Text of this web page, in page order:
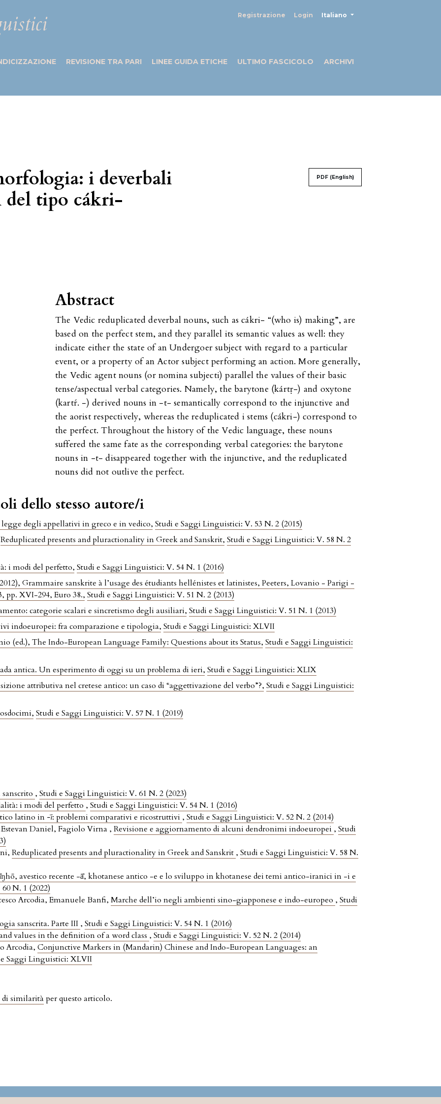
Registrazione Login Italiano
REVISIONE TRA PARI LINEE GUIDA ETICHE ULTIMO FASCICOLO ARCHIVI
i deverbali
del tipo cákri-
PDF (English)
Abstract
The Vedic reduplicated deverbal nouns, such as cákri- “(who is) making”, are
based on the perfect stem, and they parallel its semantic values as well: they
indicate either the state of an Undergoer subject with regard to a particular
event, or a property of an Actor subject performing an action. More generally,
the Vedic agent nouns (or nomina subjecti) parallel the values of their basic
tense/aspectual verbal categories. Namely, the barytone (kártṛ-) and oxytone
(kartŕ. -) derived nouns in -t- semantically correspond to the injunctive and
the aorist respectively, whereas the reduplicated i stems (cákri-) correspond to
the perfect. Throughout the history of the Vedic language, these nouns
suffered the same fate as the corresponding verbal categories: the barytone
nouns in -t- disappeared together with the injunctive, and the reduplicated
nouns did not outlive the perfect.
dello stesso autore/i
degli appellativi in greco e in vedico,Studi e Saggi Linguistici: V. 53 N. 2 (2015)
Reduplicated presents and pluractionality in Greek and Sanskrit,Studi e Saggi Linguistici: V. 58 N. 2
i modi del perfetto,Studi e Saggi Linguistici: V. 54 N. 1 (2016)
Grammaire sanskrite à l’usage des étudiants hellénistes et latinistes, Peeters, Lovanio - Parigi -
pp. XVI-294, Euro 38.,Studi e Saggi Linguistici: V. 51 N. 2 (2013)
categorie scalari e sincretismo degli ausiliari,Studi e Saggi Linguistici: V. 51 N. 1 (2013)
indoeuropei: fra comparazione e tipologia,Studi e Saggi Linguistici: XLVII
(ed.), The Indo-European Language Family: Questions about its Status,Studi e Saggi Linguistici:
antica. Un esperimento di oggi su un problema di ieri,Studi e Saggi Linguistici: XLIX
attributiva nel cretese antico: un caso di “aggettivazione del verbo”?,Studi e Saggi Linguistici:
,Studi e Saggi Linguistici: V. 57 N. 1 (2019)
,Studi e Saggi Linguistici: V. 61 N. 2 (2023)
i modi del perfetto ,Studi e Saggi Linguistici: V. 54 N. 1 (2016)
latino in -ī: problemi comparativi e ricostruttivi ,Studi e Saggi Linguistici: V. 52 N. 2 (2014)
Daniel, Fagiolo Virna ,Revisione e aggiornamento di alcuni dendronimi indoeuropei ,Studi
Reduplicated presents and pluractionality in Greek and Sanskrit ,Studi e Saggi Linguistici: V. 58 N.
avestico recente -ā̊, khotanese antico -e e lo sviluppo in khotanese dei temi antico-iranici in -i e
N. 1 (2022)
Arcodia, Emanuele Banfi,Marche dell’io negli ambienti sino-giapponese e indo-europeo ,Studi
sanscrita. Parte III ,Studi e Saggi Linguistici: V. 54 N. 1 (2016)
values in the definition of a word class ,Studi e Saggi Linguistici: V. 52 N. 2 (2014)
Arcodia,Conjunctive Markers in (Mandarin) Chinese and Indo-European Languages: an
Saggi Linguistici: XLVII
di similarità per questo articolo.